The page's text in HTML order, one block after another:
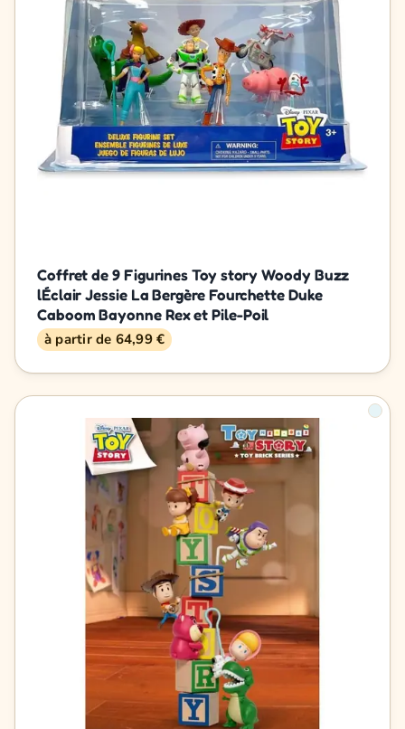
Coffret de 9 Figurines Toy story Woody Buzz
lÉclair Jessie La Bergère Fourchette Duke
Caboom Bayonne Rex et Pile-Poil
à partir de 64,99 €